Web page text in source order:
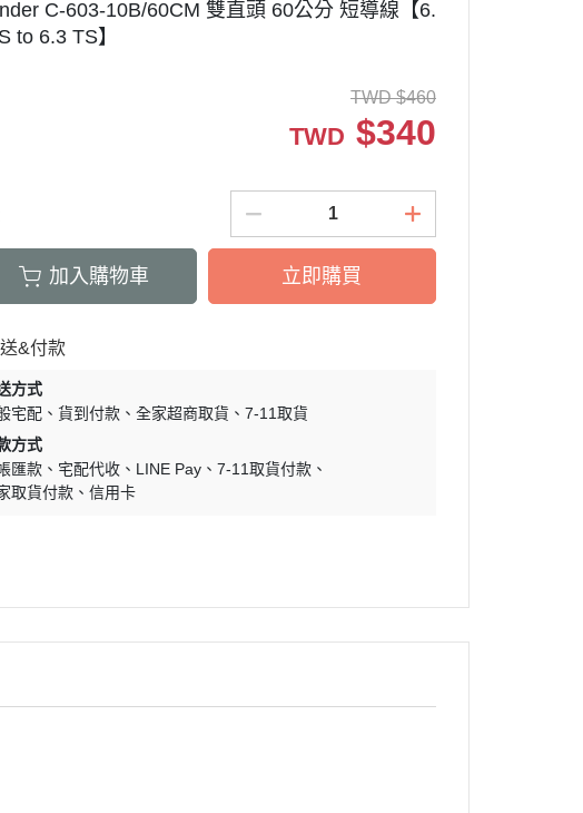
C-603-10B/60CM 雙直頭 60公分 短導線【6.
to 6.3 TS】
TWD $460
TWD $340
加入購物車 立即購買
&付款
方式
宅配
貨到付款 全家超商取貨
7-11取貨
方式
匯款
宅配代收 LINE Pay
7-11取貨付款
取貨付款
信用卡